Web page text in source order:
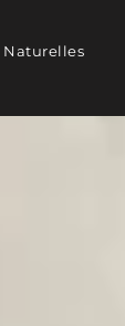
Naturelles